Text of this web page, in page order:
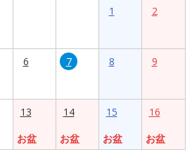
1 2
6 7 8 9
13
お盆
14
お盆
15
お盆
16
お盆